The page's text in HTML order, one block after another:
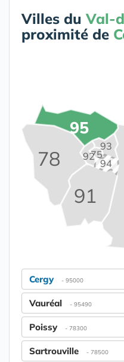
Villes du Val-
proximité de
75
78
91
92
93
94
95
Cergy - 95000
Vauréal - 95490
Poissy - 78300
Sartrouville - 78500